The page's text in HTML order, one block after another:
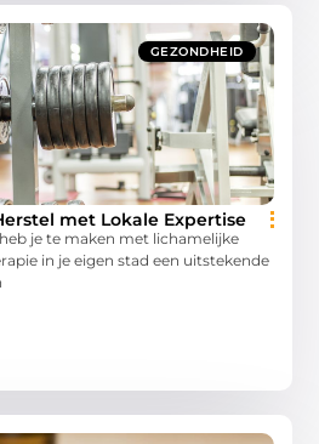
GEZONDHEID
met Lokale Expertise
je te maken met lichamelijke
in je eigen stad een uitstekende